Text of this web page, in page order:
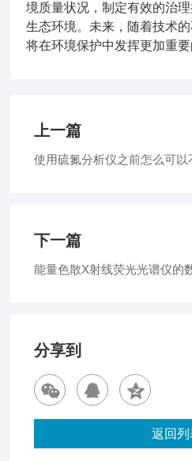
境质量状况，制定有效的治
生态环境。未来，随着技术
将在环境保护中发挥更加重要
上一篇
使用硫氮分析仪之前怎么可以
下一篇
能量色散X射线荧光光谱仪的
分享到
返回列